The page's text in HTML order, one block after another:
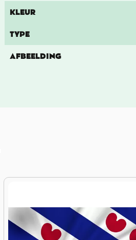
KLEUR
TYPE
AFBEELDING